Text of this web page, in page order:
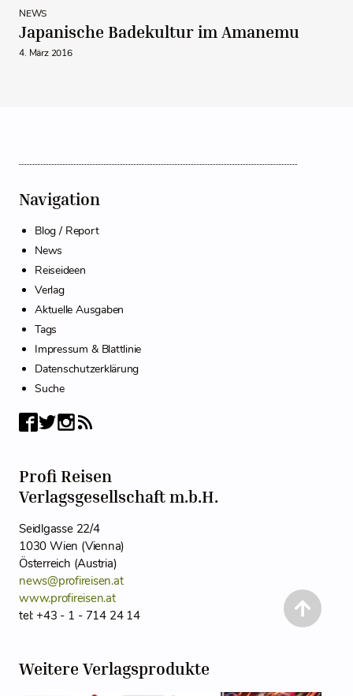
NEWS
Japanische Badekultur im Amanemu
4. März 2016
Navigation
Blog / Report
News
Reiseideen
Verlag
Aktuelle Ausgaben
Tags
Impressum & Blattlinie
Datenschutzerklärung
Suche
Profi Reisen
Verlagsgesellschaft m.b.H.
Seidlgasse 22/4
1030 Wien (Vienna)
Österreich (Austria)
news@profireisen.at
www.profireisen.at
tel: +43 - 1 - 714 24 14
Weitere Verlagsprodukte